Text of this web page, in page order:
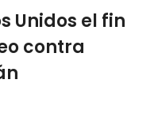
Unidos el fin
contra